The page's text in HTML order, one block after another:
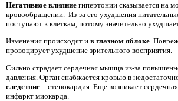
Негативное влияние гипертонии сказывается на
кровообращении. Из-за его ухудшения
поступают к клеткам, потому значительно
Изменения происходят и в глазном яблоке.
провоцирует ухудшение зрительного восприятия.
Сильно страдает сердечная мышца из-за
давления. Орган снабжается кровью в
следствие – стенокардия. Еще возникает
инфаркт миокарда.